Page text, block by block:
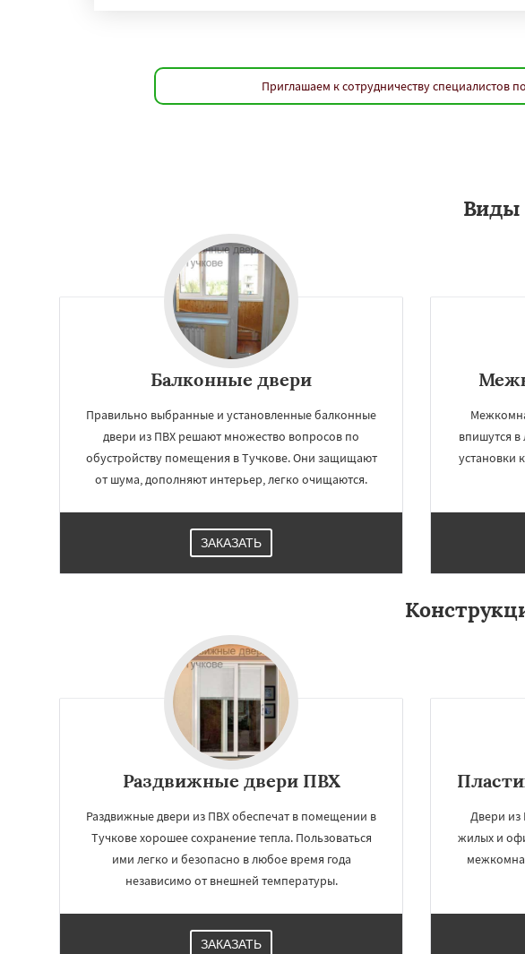
Приглашаем к сотрудничеству специалистов
Виды
Балконные двери
Правильно выбранные и установленные балконные
двери из ПВХ решают множество вопросов по
обустройству помещения в Тучкове. Они защищают
от шума, дополняют интерьер, легко очищаются.
ЗАКАЗАТЬ
впишутся
установки
Раздвижные двери ПВХ
Раздвижные двери из ПВХ обеспечат в помещении в
Тучкове хорошее сохранение тепла. Пользоваться
ими легко и безопасно в любое время года
независимо от внешней температуры.
ЗАКАЗАТЬ
Двери из
жилых и